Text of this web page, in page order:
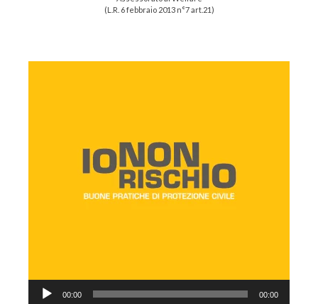
(L.R. 6 febbraio 2013 n°7 art.21)
Audio
00:00 00:00